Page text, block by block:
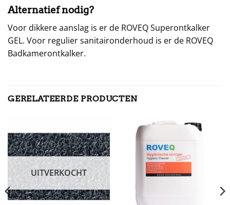
Alternatief nodig?
Voor dikkere aanslag is er de ROVEQ Superontkalker
GEL. Voor regulier sanitaironderhoud is er de ROVEQ
Badkamerontkalker.
GERELATEERDE PRODUCTEN
UITVERKOCHT